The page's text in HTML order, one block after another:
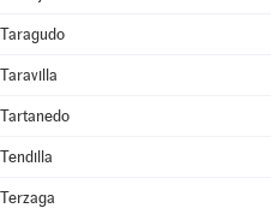
Taragudo
Taravilla
Tartanedo
Tendilla
Terzaga